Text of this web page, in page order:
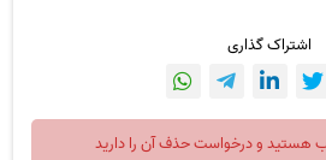
اشتراک گذاری
هستید و درخواست حذف آن را دارید